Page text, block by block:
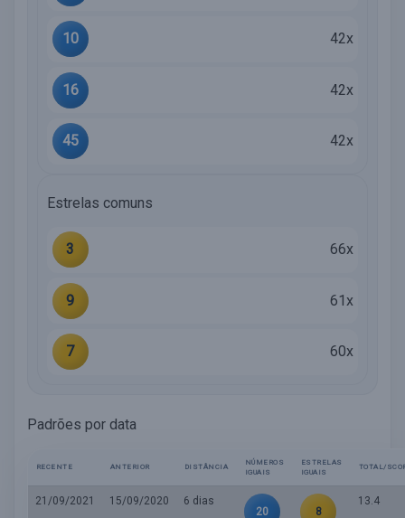
10 42x
16 42x
45 42x
Estrelas comuns
3 66x
9 61x
7 60x
Padrões por data
RECENTE ANTERIOR DISTÂNCIA
NÚMEROS
IGUAIS
ESTRELAS
IGUAIS
TOTAL/
21/09/2021 15/09/2020
6 dias
20
8
13.4